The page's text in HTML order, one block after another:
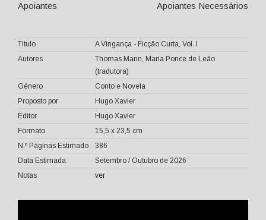
Apoiantes
Apoiantes Necessários
Titulo
A Vingança - Ficção Curta, Vol. I
Autores
Thomas Mann, Maria Ponce de Leão
(tradutora)
Género
Conto e Novela
Proposto por
Hugo Xavier
Editor
Hugo Xavier
Formato
15,5 x 23,5 cm
N.º Páginas Estimado
386
Data Estimada
Setembro / Outubro de 2026
Notas
ver